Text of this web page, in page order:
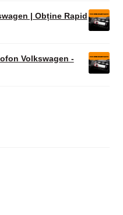
| Obține Rapid
Volkswagen -